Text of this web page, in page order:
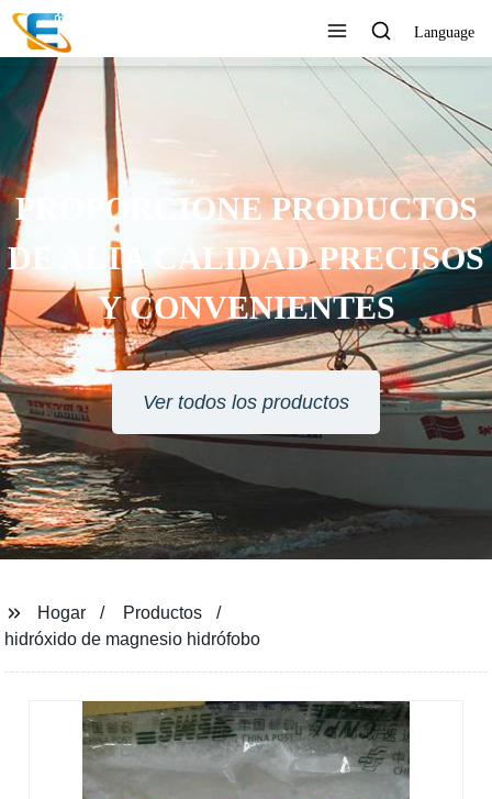
Language
SERVICIO AL CLIENTE 24
HORAS EN LÍNEA
Ver todos los productos
Hogar
Productos
hidróxido de magnesio hidrófobo